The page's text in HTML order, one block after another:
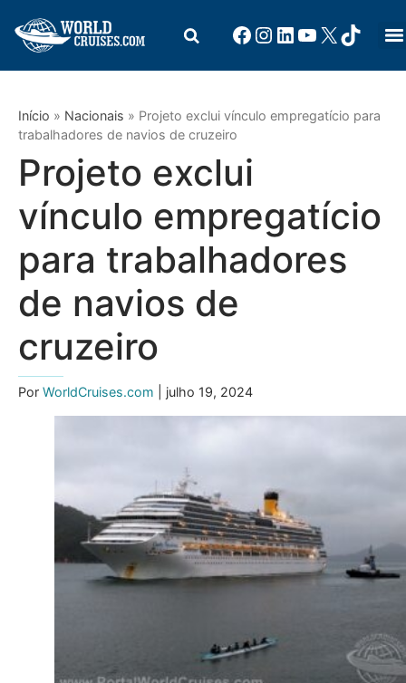
Início » Nacionais » Projeto exclui vínculo empregatício para
trabalhadores de navios de cruzeiro
Projeto exclui
vínculo empregatício
para trabalhadores
de navios de
cruzeiro
Por WorldCruises.com | julho 19, 2024